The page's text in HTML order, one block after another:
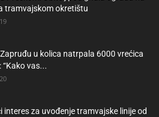
tramvajskom okretištu
u kolica natrpala 6000 vrećica
“Kako vas...
interes za uvođenje tramvajske linije od